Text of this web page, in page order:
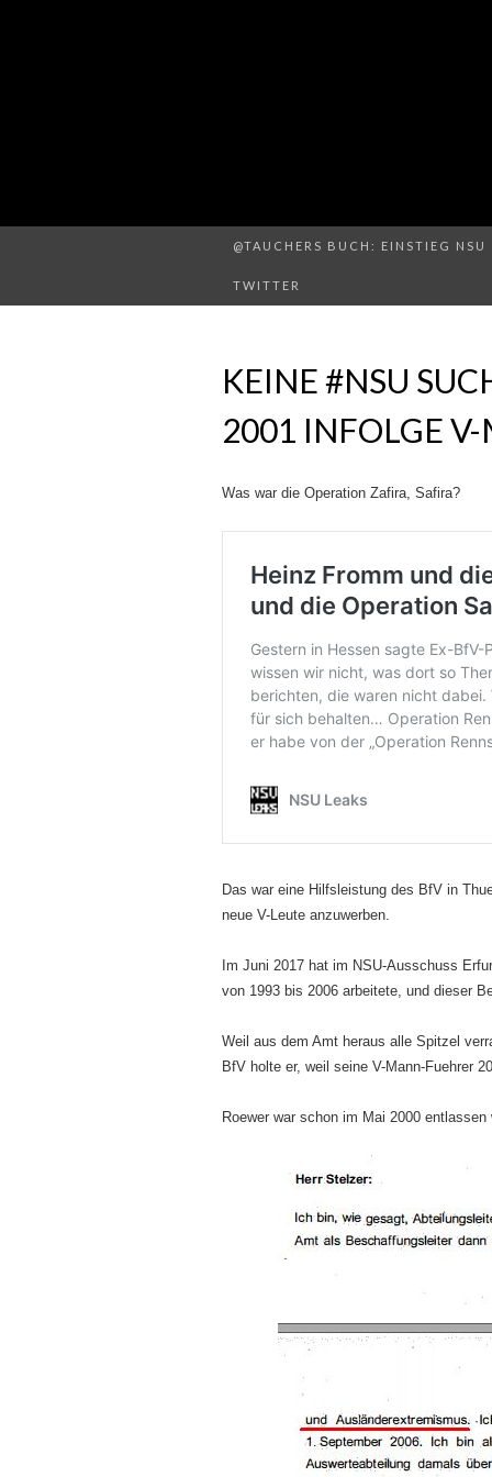
@TAUCHERS BUCH: EINSTIEG
TWITTER
KEINE #NSU
2001 INFOLGE
Was war die Operation Zafira, Safira?
Das war eine Hilfsleistung des BfV in
neue V-Leute anzuwerben.
Im Juni 2017 hat im NSU-Ausschuss
von 1993 bis 2006 arbeitete, und dieser
Weil aus dem Amt heraus alle Spitzel
BfV holte er, weil seine V-Mann-Fuehrer
Roewer war schon im Mai 2000